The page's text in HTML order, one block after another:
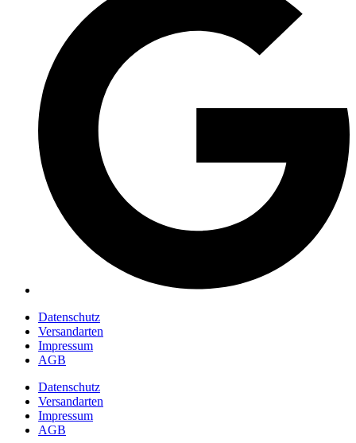
Datenschutz
Versandarten
Impressum
AGB
Datenschutz
Versandarten
Impressum
AGB